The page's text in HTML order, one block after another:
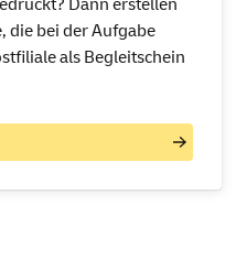
Dann erstellen
die bei der Aufgabe
als Begleitschein